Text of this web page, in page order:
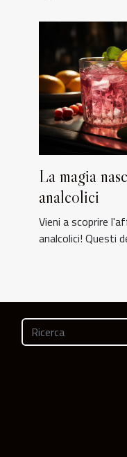
La magia
analcolici
Vieni a scoprire
analcolici! Questi